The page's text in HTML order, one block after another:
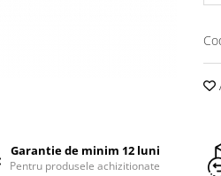
Garantie de minim 12 luni
Pentru produsele achizitionate